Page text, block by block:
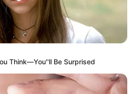
Think—You''ll Be Surprised